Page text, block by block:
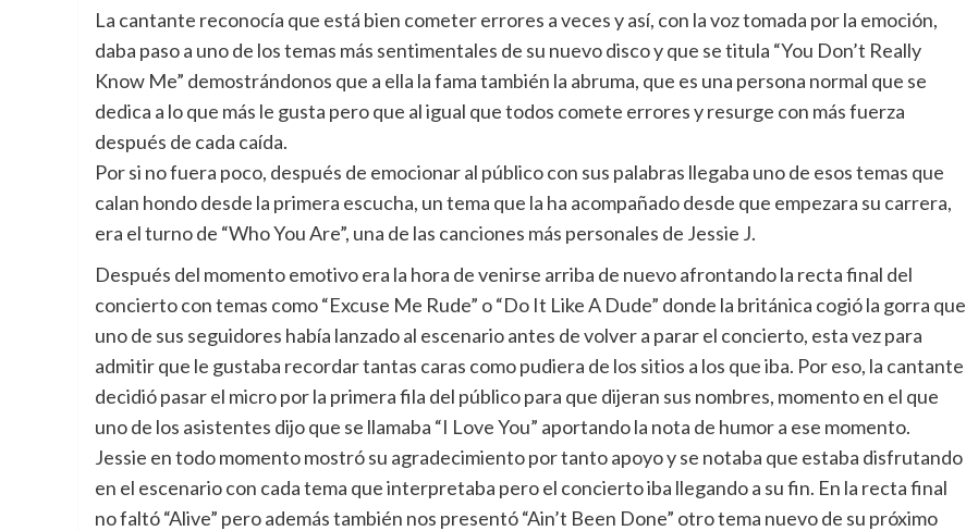
La cantante reconocía que está bien cometer errores a veces y así, con la voz tomada por la emoción,
daba paso a uno de los temas más sentimentales de su nuevo disco y que se titula “You Don’t Really
Know Me” demostrándonos que a ella la fama también la abruma, que es una persona normal que se
dedica a lo que más le gusta pero que al igual que todos comete errores y resurge con más fuerza
después de cada caída.
Por si no fuera poco, después de emocionar al público con sus palabras llegaba uno de esos temas que
calan hondo desde la primera escucha, un tema que la ha acompañado desde que empezara su carrera,
era el turno de “Who You Are”, una de las canciones más personales de Jessie J.
Después del momento emotivo era la hora de venirse arriba de nuevo afrontando la recta final del
concierto con temas como “Excuse Me Rude” o “Do It Like A Dude” donde la británica cogió la gorra que
uno de sus seguidores había lanzado al escenario antes de volver a parar el concierto, esta vez para
admitir que le gustaba recordar tantas caras como pudiera de los sitios a los que iba. Por eso, la cantante
decidió pasar el micro por la primera fila del público para que dijeran sus nombres, momento en el que
uno de los asistentes dijo que se llamaba “I Love You” aportando la nota de humor a ese momento.
Jessie en todo momento mostró su agradecimiento por tanto apoyo y se notaba que estaba disfrutando
en el escenario con cada tema que interpretaba pero el concierto iba llegando a su fin. En la recta final
no faltó “Alive” pero además también nos presentó “Ain’t Been Done” otro tema nuevo de su próximo